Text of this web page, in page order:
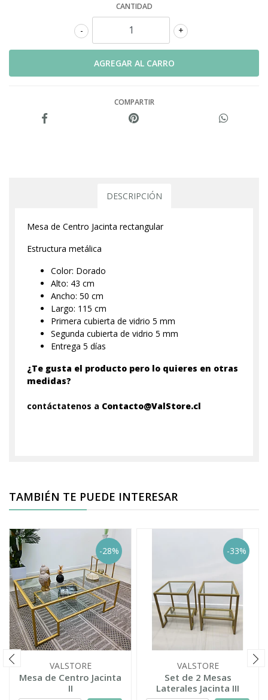
CANTIDAD
+
-
COMPARTIR
DESCRIPCIÓN
Mesa de Centro Jacinta rectangular
Estructura metálica
Color: Dorado
Alto: 43 cm
Ancho: 50 cm
Largo: 115 cm
Primera cubierta de vidrio 5 mm
Segunda cubierta de vidrio 5 mm
Entrega 5 días
¿Te gusta el producto pero lo quieres en otras
medidas?
contáctatenos a Contacto@ValStore.cl
TAMBIÉN TE PUEDE INTERESAR
-28%
VALSTORE
Mesa de Centro Jacinta
II
-33%
VALSTORE
Set de 2 Mesas
Laterales Jacinta III